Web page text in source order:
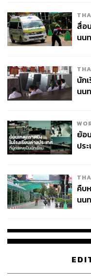
สื่อ
นน
นัก
นน
ย้อ
ปร
คืบ
นน